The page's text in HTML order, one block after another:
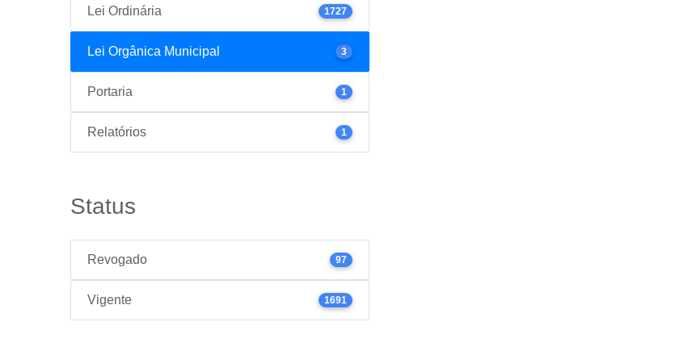
Lei Ordinária 1727
Lei Orgânica Municipal 3
Portaria 1
Relatórios 1
Status
Revogado 97
Vigente 1691